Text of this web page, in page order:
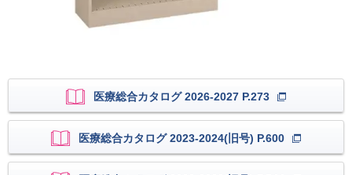
医療総合カタログ 2026-2027 P.273
医療総合カタログ 2023-2024(旧号) P.600